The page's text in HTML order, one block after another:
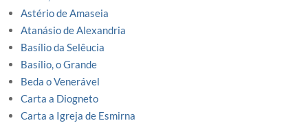
Astério de Amaseia
Atanásio de Alexandria
Basílio da Selêucia
Basílio, o Grande
Beda o Venerável
Carta a Diogneto
Carta a Igreja de Esmirna